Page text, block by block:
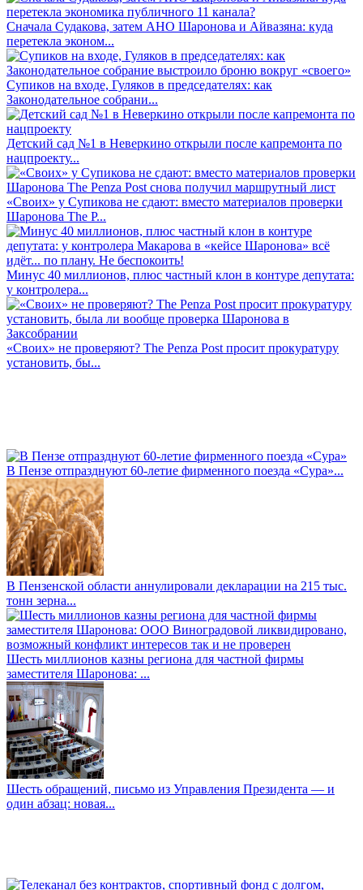
Сначала Судакова, затем АНО Шаронова и Айвазяна: куда
перетекла эконом...
Супиков на входе, Гуляков в председателях: как
Законодательное собрани...
Детский сад №1 в Неверкино открыли после капремонта по
нацпроекту...
«Своих» у Супикова не сдают: вместо материалов проверки
Шаронова The P...
Минус 40 миллионов, плюс частный клон в контуре депутата:
у контролера...
«Своих» не проверяют? The Penza Post просит прокуратуру
установить, бы...
В Пензе отпразднуют 60-летие фирменного поезда «Сура»...
В Пензенской области аннулировали декларации на 215 тыс.
тонн зерна...
Шесть миллионов казны региона для частной фирмы
заместителя Шаронова: ...
Шесть обращений, письмо из Управления Президента — и
один абзац: новая...